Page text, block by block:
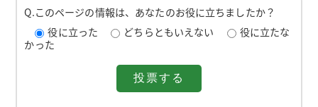
Q.このページの情報は、あなたのお役に立ちましたか？
役に立った
どちらともいえない
役に立たな
かった